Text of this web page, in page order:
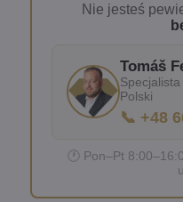
Nie jesteś
Tomáš
Polski
📞 +48
🕐 Pon–Pt